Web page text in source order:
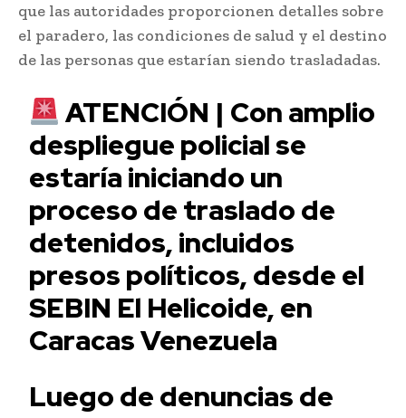
que las autoridades proporcionen detalles sobre
el paradero, las condiciones de salud y el destino
de las personas que estarían siendo trasladadas.
ATENCIÓN | Con amplio
despliegue policial se
estaría iniciando un
proceso de traslado de
detenidos, incluidos
presos políticos, desde el
SEBIN El Helicoide, en
Caracas Venezuela
Luego de denuncias de